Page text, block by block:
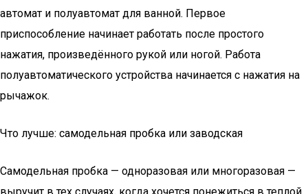
автомат и полуавтомат для ванной. Первое
приспособление начинает работать после простого
нажатия, произведённого рукой или ногой. Работа
полуавтоматического устройства начинается с нажатия на
рычажок.
Что лучше: самодельная пробка или заводская
Самодельная пробка — одноразовая или многоразовая —